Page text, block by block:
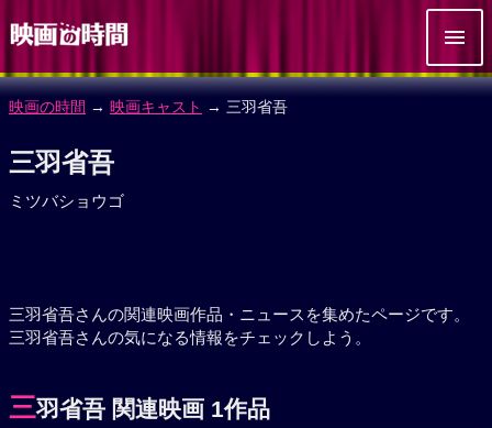
映画の時間 → 映画キャスト → 三羽省吾
三羽省吾
ミツバショウゴ
三羽省吾さんの関連映画作品・ニュースを集めたページです。
三羽省吾さんの気になる情報をチェックしよう。
三羽省吾 関連映画 1作品